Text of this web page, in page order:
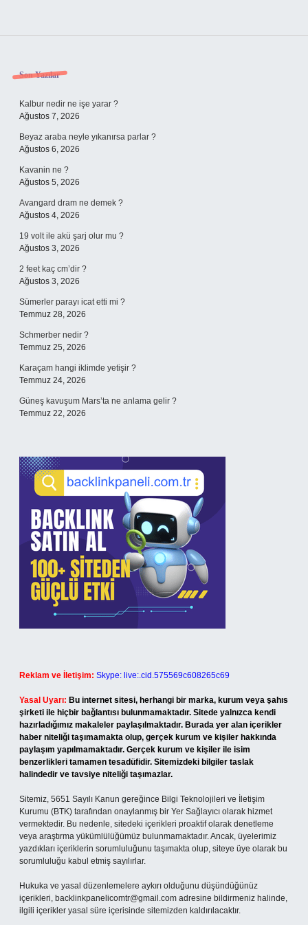
Sidebar
Son Yazılar
Kalbur nedir ne işe yarar ?
Ağustos 7, 2026
Beyaz araba neyle yıkanırsa parlar ?
Ağustos 6, 2026
Kavanin ne ?
Ağustos 5, 2026
Avangard dram ne demek ?
Ağustos 4, 2026
19 volt ile akü şarj olur mu ?
Ağustos 3, 2026
2 feet kaç cm’dir ?
Ağustos 3, 2026
Sümerler parayı icat etti mi ?
Temmuz 28, 2026
Schmerber nedir ?
Temmuz 25, 2026
Karaçam hangi iklimde yetişir ?
Temmuz 24, 2026
Güneş kavuşum Mars’ta ne anlama gelir ?
Temmuz 22, 2026
Reklam ve İletişim: Skype: live:.cid.575569c608265c69
Yasal Uyarı: Bu internet sitesi, herhangi bir marka, kurum veya şahıs
şirketi ile hiçbir bağlantısı bulunmamaktadır. Sitede yalnızca kendi
hazırladığımız makaleler paylaşılmaktadır. Burada yer alan içerikler
haber niteliği taşımamakta olup, gerçek kurum ve kişiler hakkında
paylaşım yapılmamaktadır. Gerçek kurum ve kişiler ile isim
benzerlikleri tamamen tesadüfidir. Sitemizdeki bilgiler taslak
halindedir ve tavsiye niteliği taşımazlar.
Sitemiz, 5651 Sayılı Kanun gereğince Bilgi Teknolojileri ve İletişim
Kurumu (BTK) tarafından onaylanmış bir Yer Sağlayıcı olarak hizmet
vermektedir. Bu nedenle, sitedeki içerikleri proaktif olarak denetleme
veya araştırma yükümlülüğümüz bulunmamaktadır. Ancak, üyelerimiz
yazdıkları içeriklerin sorumluluğunu taşımakta olup, siteye üye olarak bu
sorumluluğu kabul etmiş sayılırlar.
Hukuka ve yasal düzenlemelere aykırı olduğunu düşündüğünüz
içerikleri, backlinkpanelicomtr@gmail.com adresine bildirmeniz halinde,
ilgili içerikler yasal süre içerisinde sitemizden kaldırılacaktır.